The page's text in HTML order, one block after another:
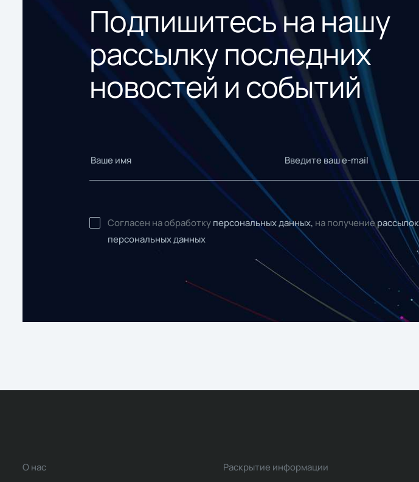
Подпишитесь на нашу
рассылку последних
новостей и событий
Согласен на обработку персональных данных, на получениерассылок
персональных данных
О нас
Раскрытие информации